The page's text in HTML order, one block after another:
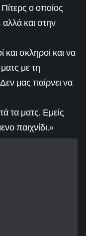
ο οποίος
και στην
και σκληροί και να
με τη
μας παίρνει να
τα ματς. Εμείς
παιχνίδι.»